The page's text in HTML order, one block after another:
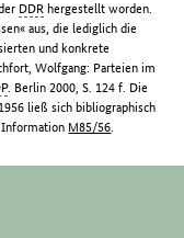
DDR hergestellt worden.
aus, die lediglich die
und konkrete
Wolfgang: Parteien im
. Berlin 2000, S. 124 f. Die
ließ sich bibliographisch
M85/56.